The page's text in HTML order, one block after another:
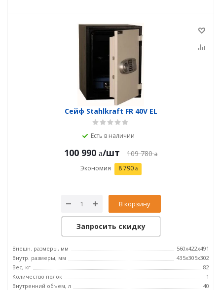
Сейф Stahlkraft FR 40V EL
Есть в наличии
100 990 /шт 109 780
Экономия 8 790
В корзину
Запросить скидку
Внешн. размеры, мм
560x422x491
Внутр. размеры, мм
435x305x302
Вес, кг
82
Количество полок
1
Внутренний объем, л
40